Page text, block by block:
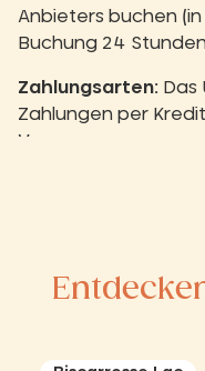
Anbieters buchen
Buchung 24
Zahlungsarten:
Zahlungen per
Vacances.